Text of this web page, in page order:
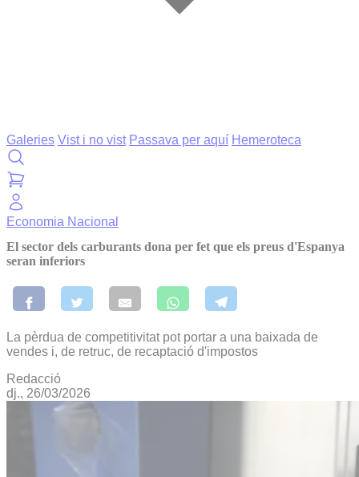
Galeries Vist i no vist Passava per aquí Hemeroteca
Economia Nacional
El sector dels carburants dona per fet que els preus d'Espanya
seran inferiors
La pèrdua de competitivitat pot portar a una baixada de
vendes i, de retruc, de recaptació d'impostos
Redacció
dj., 26/03/2026